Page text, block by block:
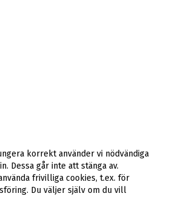
korrekt använder vi nödvändiga
Dessa går inte att stänga av.
frivilliga cookies, t.ex. för
Du väljer själv om du vill